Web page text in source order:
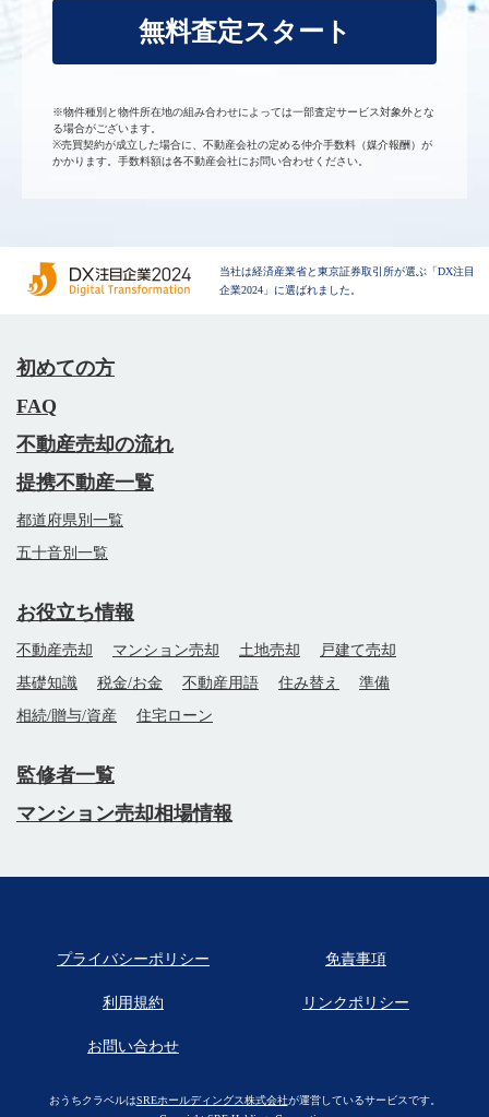
無料査定スタート
※物件種別と物件所在地の組み合わせによっては一部査定サービス対象外とな
る場合がございます。
※売買契約が成立した場合に、不動産会社の定める仲介手数料（媒介報酬）が
かかります。手数料額は各不動産会社にお問い合わせください。
当社は経済産業省と東京証券取引所が選ぶ「DX注目
企業2024」に選ばれました。
初めての方
FAQ
不動産売却の流れ
提携不動産一覧
都道府県別一覧
五十音別一覧
お役立ち情報
不動産売却 マンション売却 土地売却
戸建て売却
基礎知識
税金/お金 不動産用語 住み替え
準備
相続/贈与/資産
住宅ローン
監修者一覧
マンション売却相場情報
プライバシーポリシー 免責事項
利用規約 リンクポリシー
お問い合わせ
おうちクラベルはSREホールディングス株式会社が運営しているサービスです。